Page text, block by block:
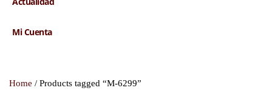
Mi Cuenta
Home / Products tagged “M-6299”